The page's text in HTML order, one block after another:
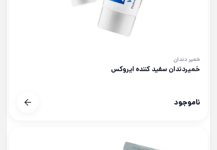
خمیر دندان
خمیردندان سفید کننده ایروکس
ناموجود